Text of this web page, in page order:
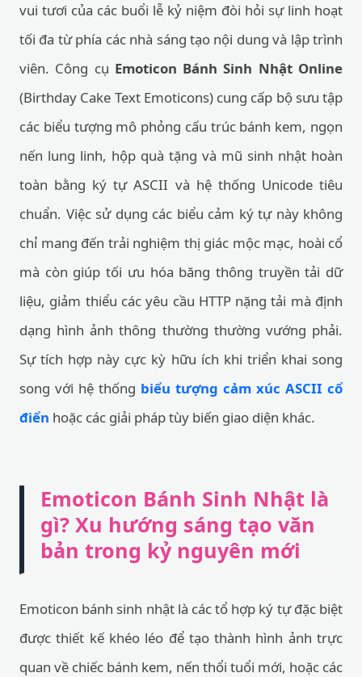
vui tươi của các buổi lễ kỷ niệm đòi hỏi sự linh hoạt
tối đa từ phía các nhà sáng tạo nội dung và lập trình
viên. Công cụ Emoticon Bánh Sinh Nhật Online
(Birthday Cake Text Emoticons) cung cấp bộ sưu tập
các biểu tượng mô phỏng cấu trúc bánh kem, ngọn
nến lung linh, hộp quà tặng và mũ sinh nhật hoàn
toàn bằng ký tự ASCII và hệ thống Unicode tiêu
chuẩn. Việc sử dụng các biểu cảm ký tự này không
chỉ mang đến trải nghiệm thị giác mộc mạc, hoài cổ
mà còn giúp tối ưu hóa băng thông truyền tải dữ
liệu, giảm thiểu các yêu cầu HTTP nặng tải mà định
dạng hình ảnh thông thường thường vướng phải.
Sự tích hợp này cực kỳ hữu ích khi triển khai song
song với hệ thống biểu tượng cảm xúc ASCII cổ
điển hoặc các giải pháp tùy biến giao diện khác.
Emoticon Bánh Sinh Nhật là
gì? Xu hướng sáng tạo văn
bản trong kỷ nguyên mới
Emoticon bánh sinh nhật là các tổ hợp ký tự đặc biệt
được thiết kế khéo léo để tạo thành hình ảnh trực
quan về chiếc bánh kem, nến thổi tuổi mới, hoặc các